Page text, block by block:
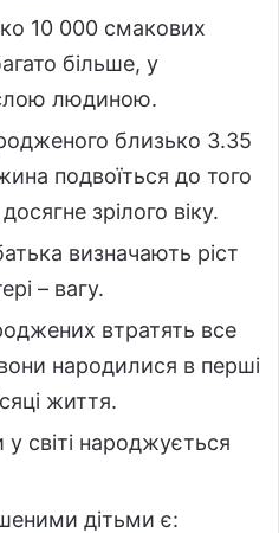
10 000 смакових
більше, у
людиною.
близько 3.35
подвоїться до того
зрілого віку.
визначають ріст
– вагу.
втратять все
народилися в перші
життя.
світі народжується
дітьми є: